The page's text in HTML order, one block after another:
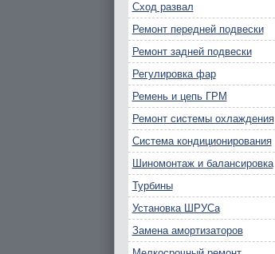
Сход развал
Ремонт передней подвески
Ремонт задней подвески
Регулировка фар
Ремень и цепь ГРМ
Ремонт системы охлаждения
Система кондиционирования
Шиномонтаж и балансировка
Турбины
Установка ШРУСа
Замена амортизаторов